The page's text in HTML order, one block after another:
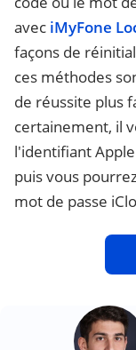
avec iMyFone
façons de
ces méthodes
de réussite plus
certainement, il
l'identifiant
puis vous
mot de passe